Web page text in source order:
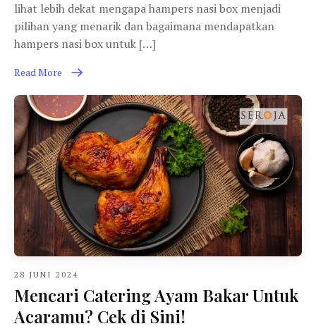
lihat lebih dekat mengapa hampers nasi box menjadi
pilihan yang menarik dan bagaimana mendapatkan
hampers nasi box untuk […]
Read More
28 JUNI 2024
Mencari Catering Ayam Bakar Untuk
Acaramu? Cek di Sini!